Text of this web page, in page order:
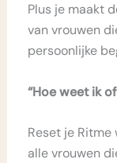
Plus je maakt
van vrouwen
persoonlijke
“Hoe weet ik
Reset je
alle vrouwen